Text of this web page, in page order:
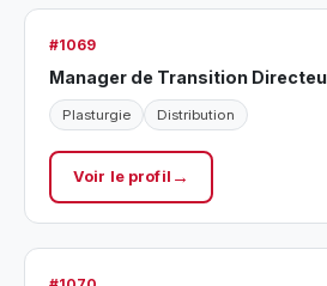
#1069
Manager de Transition
Plasturgie Distribution
Voir le profil